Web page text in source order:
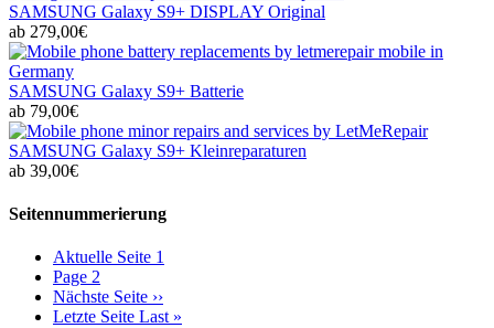
SAMSUNG Galaxy S9+ DISPLAY Original
ab 279,00€
SAMSUNG Galaxy S9+ Batterie
ab 79,00€
SAMSUNG Galaxy S9+ Kleinreparaturen
ab 39,00€
Seitennummerierung
Aktuelle Seite 1
Page 2
Nächste Seite ››
Letzte Seite Last »